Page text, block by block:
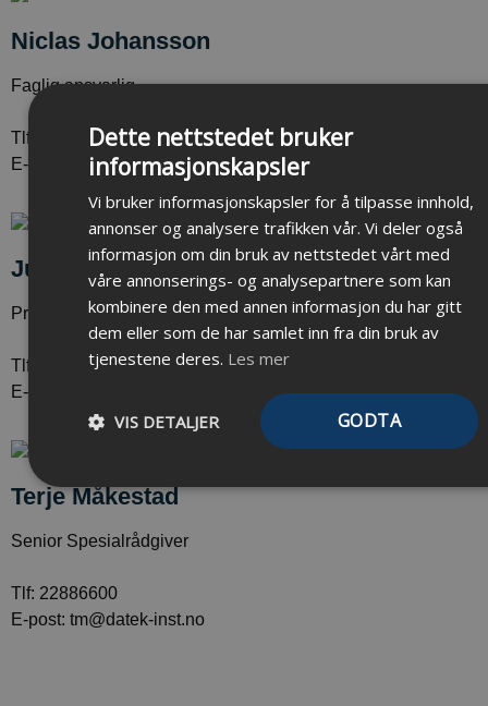
Niclas Johansson
Faglig ansvarlig
Tlf: 22886600
E-post: nj@datek-inst.no
Julius Trælvik
Produksjonsleder
Tlf: 22886600
E-post: jt@datek-inst.no
Terje Måkestad
Senior Spesialrådgiver
Tlf: 22886600
E-post: tm@datek-inst.no
Dette nettstedet bruker
informasjonskapsler
Vi bruker informasjonskapsler for å tilpasse innhold,
annonser og analysere trafikken vår. Vi deler også
informasjon om din bruk av nettstedet vårt med
våre annonserings- og analysepartnere som kan
kombinere den med annen informasjon du har gitt
dem eller som de har samlet inn fra din bruk av
tjenestene deres. Les mer
GODTA
VIS DETALJER